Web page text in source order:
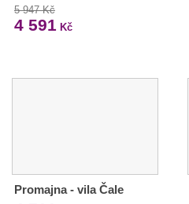
5 947 Kč
4 591 Kč
Promajna - vila Čale